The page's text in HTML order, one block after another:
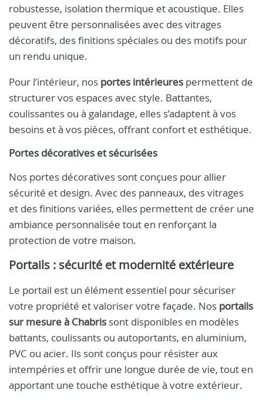
robustesse, isolation thermique et acoustique. Elles
peuvent être personnalisées avec des vitrages
décoratifs, des finitions spéciales ou des motifs pour
un rendu unique.
Pour l’intérieur, nos portes intérieures permettent de
structurer vos espaces avec style. Battantes,
coulissantes ou à galandage, elles s’adaptent à vos
besoins et à vos pièces, offrant confort et esthétique.
Portes décoratives et sécurisées
Nos portes décoratives sont conçues pour allier
sécurité et design. Avec des panneaux, des vitrages
et des finitions variées, elles permettent de créer une
ambiance personnalisée tout en renforçant la
protection de votre maison.
Portails : sécurité et modernité extérieure
Le portail est un élément essentiel pour sécuriser
votre propriété et valoriser votre façade. Nos portails
sur mesure à Chabris sont disponibles en modèles
battants, coulissants ou autoportants, en aluminium,
PVC ou acier. Ils sont conçus pour résister aux
intempéries et offrir une longue durée de vie, tout en
apportant une touche esthétique à votre extérieur.